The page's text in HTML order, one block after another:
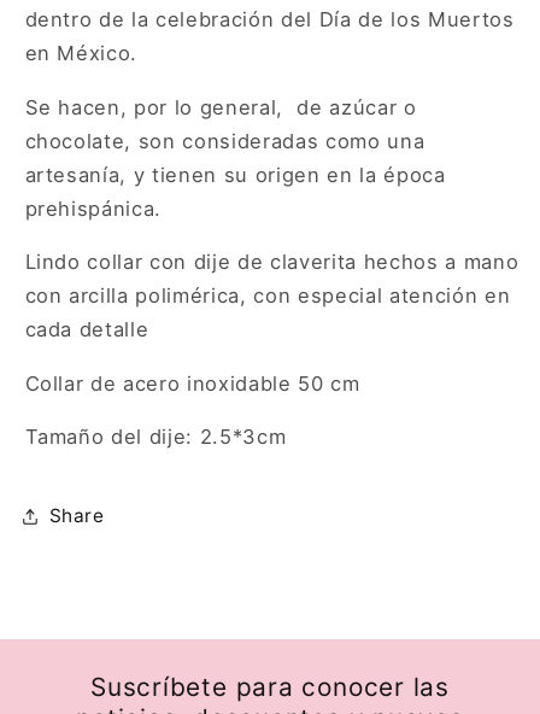
dentro de la celebración del Día de los Muertos
en México.
Se hacen, por lo general, de azúcar o
chocolate, son consideradas como una
artesanía, y tienen su origen en la época
prehispánica.
Lindo collar con dije de claverita hechos a mano
con arcilla polimérica, con especial atención en
cada detalle
Collar de acero inoxidable 50 cm
Tamaño del dije: 2.5*3cm
Share
Suscríbete para conocer las